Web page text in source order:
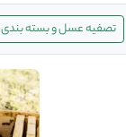
تصفیه عسل و بسته بندی